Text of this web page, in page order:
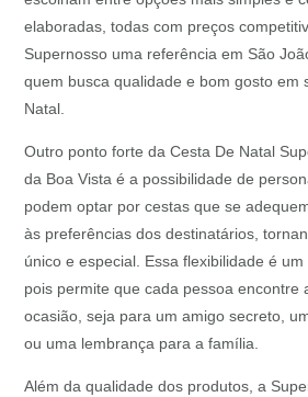
elaboradas, todas com preços
Supernosso uma referência em São
quem busca qualidade e bom gosto em
Natal.
Outro ponto forte da Cesta De Natal
da Boa Vista é a possibilidade de
podem optar por cestas que se
às preferências dos destinatários,
único e especial. Essa flexibilidade é um
pois permite que cada pessoa encontre
ocasião, seja para um amigo secreto,
ou uma lembrança para a família.
Além da qualidade dos produtos, a